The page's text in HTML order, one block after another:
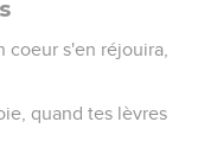
coeur s'en réjouira,
quand tes lèvres